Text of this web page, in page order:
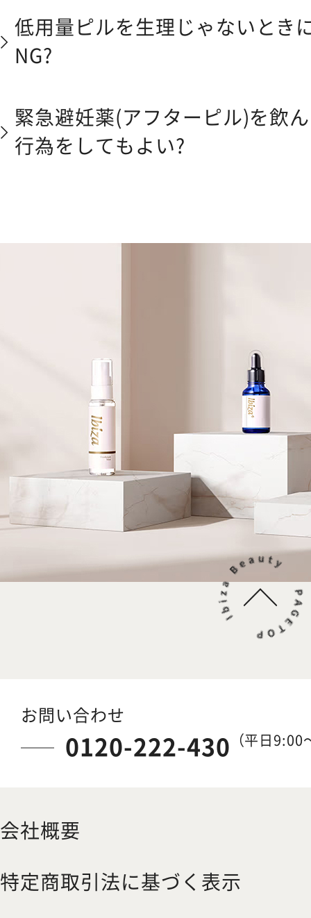
低用量ピルを生理じゃないとき
NG?
緊急避妊薬(アフターピル)を飲
行為をしてもよい?
お問い合わせ
0120-222-430 （平日
会社概要
特定商取引法に基づく表示